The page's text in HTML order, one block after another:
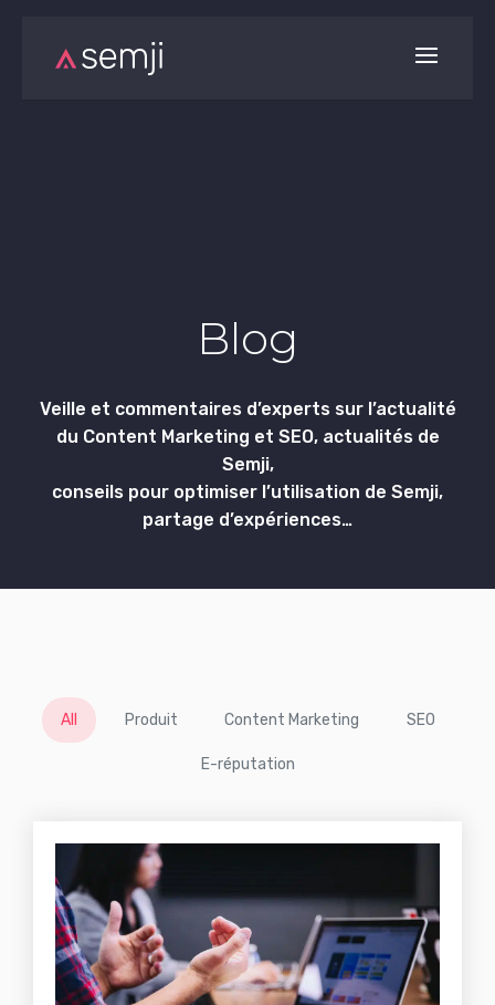
Blog
Veille et commentaires d’experts sur l’actualité
du Content Marketing et SEO, actualités de
Semji,
conseils pour optimiser l’utilisation de Semji,
partage d’expériences…
All Produit Content Marketing SEO
E-réputation